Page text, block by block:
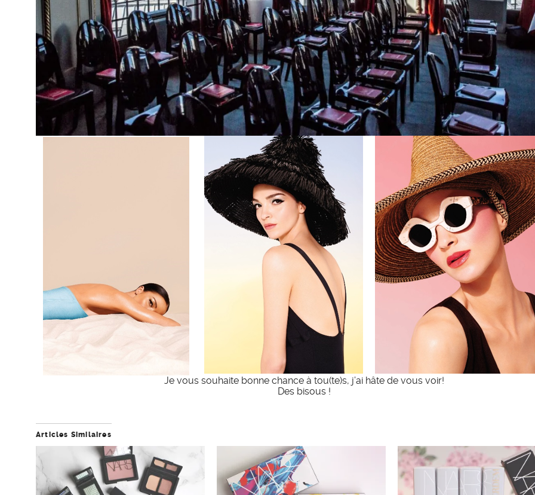
Je vous souhaite bonne chance à tou(te)s, j’ai hâte de vous voir!
Des bisous !
Articles Similaires